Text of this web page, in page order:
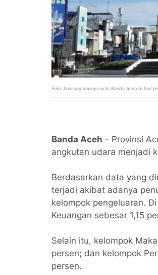
Foto: Suasana sepinya kota Banda Aceh di hari
Banda Aceh - Provinsi
angkutan udara menjadi
Berdasarkan data yang
terjadi akibat adanya
kelompok pengeluaran.
Keuangan sebesar 1,15
Selain itu, kelompok
persen; dan kelompok
persen.